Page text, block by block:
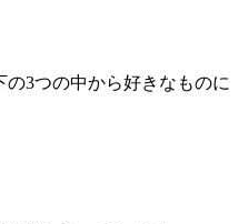
3つの中から好きなものに